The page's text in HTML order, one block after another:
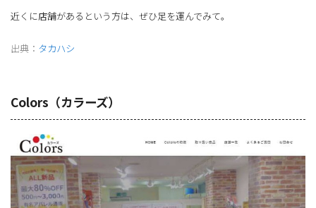
近くに店舗があるという方は、ぜひ足を運んでみて。
出典： タカハシ
Colors（カラーズ）